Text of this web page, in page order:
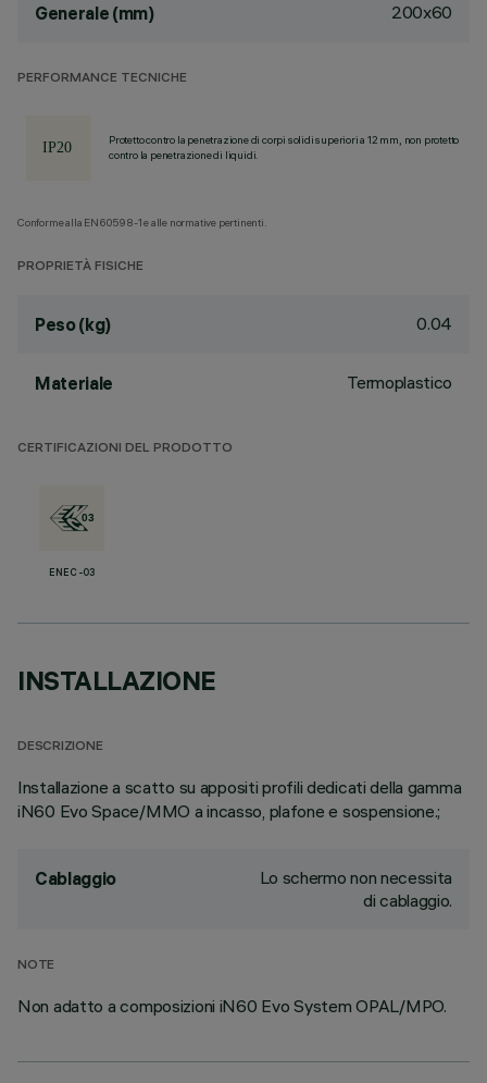
Generale (mm) 200x60
PERFORMANCE TECNICHE
Protetto contro la penetrazione di corpi solidi superiori a 12 mm, non protetto
contro la penetrazione di liquidi.
Conforme alla EN60598-1 e alle normative pertinenti.
PROPRIETÀ FISICHE
Peso (kg) 0.04
Materiale Termoplastico
CERTIFICAZIONI DEL PRODOTTO
ENEC-03
INSTALLAZIONE
DESCRIZIONE
Installazione a scatto su appositi profili dedicati della gamma
iN60 Evo Space/MMO a incasso, plafone e sospensione.;
Cablaggio
Lo schermo non necessita
di cablaggio.
NOTE
Non adatto a composizioni iN60 Evo System OPAL/MPO.